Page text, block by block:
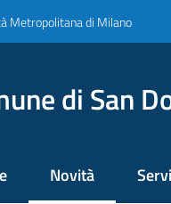
Metropolitana di Milano
di San
Novità
Menu selezionato